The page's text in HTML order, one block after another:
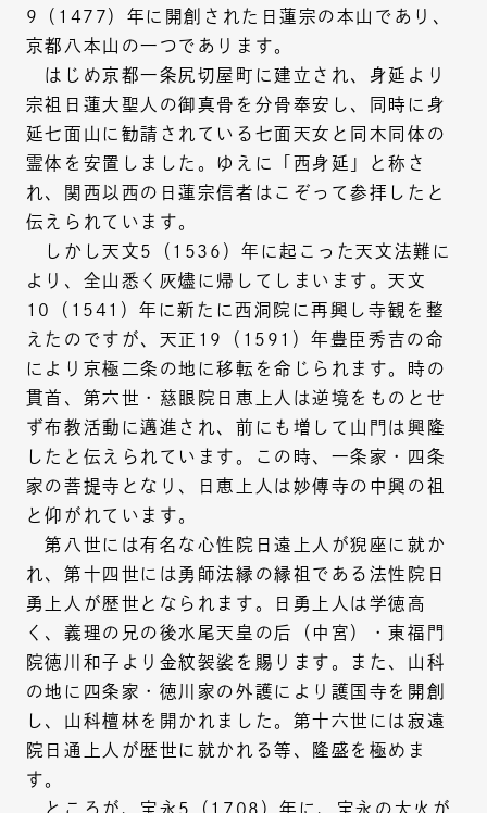
9（1477）年に開創された日蓮宗の本山であり、
京都八本山の一つであります。
はじめ京都一条尻切屋町に建立され、身延より
宗祖日蓮大聖人の御真骨を分骨奉安し、同時に身
延七面山に勧請されている七面天女と同木同体の
霊体を安置しました。ゆえに「西身延」と称さ
れ、関西以西の日蓮宗信者はこぞって参拝したと
伝えられています。
しかし天文5（1536）年に起こった天文法難に
より、全山悉く灰燼に帰してしまいます。天文
10（1541）年に新たに西洞院に再興し寺観を整
えたのですが、天正19（1591）年豊臣秀吉の命
により京極二条の地に移転を命じられます。時の
貫首、第六世・慈眼院日恵上人は逆境をものとせ
ず布教活動に邁進され、前にも増して山門は興隆
したと伝えられています。この時、一条家・四条
家の菩提寺となり、日恵上人は妙傳寺の中興の祖
と仰がれています。
第八世には有名な心性院日遠上人が猊座に就か
れ、第十四世には勇師法縁の縁祖である法性院日
勇上人が歴世となられます。日勇上人は学徳高
く、義理の兄の後水尾天皇の后（中宮）・東福門
院徳川和子より金紋袈裟を賜ります。また、山科
の地に四条家・徳川家の外護により護国寺を開創
し、山科檀林を開かれました。第十六世には寂遠
院日通上人が歴世に就かれる等、隆盛を極めま
す。
ところが、宝永5（1708）年に、宝永の大火が